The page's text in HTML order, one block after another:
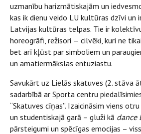
uzmanību harizmātiskajām un
kas ik dienu veido LU kultūras dzīvi un
Latvijas kultūras telpas. Tie ir
horeogrāfi, režisori — cilvēki, kuri ne
bet arī kļūst par simboliem un
un amatiermākslas entuziastu.
Savukārt uz Lielās skatuves (2. stāva
sadarbībā ar Sporta centru
“Skatuves cīņas”. Izaicināsim viens
un studentiskajā garā – gluži kā dance
pārsteigumi un spēcīgas emocijas –